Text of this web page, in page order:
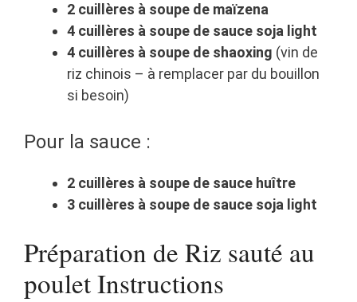
2 cuillères à soupe de maïzena
4 cuillères à soupe de sauce soja light
4 cuillères à soupe de shaoxing (vin de
riz chinois – à remplacer par du bouillon
si besoin)
Pour la sauce :
2 cuillères à soupe de sauce huître
3 cuillères à soupe de sauce soja light
Préparation de Riz sauté au
poulet Instructions